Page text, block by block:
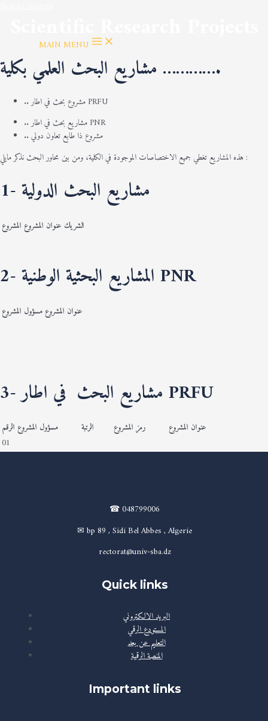
MAIN MENU
Scientific Research Projects
مشاريع البحث العلمي بكلية ………….
.. مشروع بحث في اطار PRFU
.. مشاريع بحث في اطار PNR
.. مشروع ذا طابع تعاون دولي
هذه المشاريع تغطي جميع الاختصاصات الموجودة في الكلية، ومن بين محاور البحث نذكر مايلي :
1- مشاريع البحث الدولية
المشروع عنوان المشروع الشريك
2- المشاريع البحثية الوطنية PNR
مسؤول المشروععنوان المشروع
3- مشاريع البحث في اطار PRFU
الرقم مسؤول المشروع الرتبة رمز المشروع
عنوان المشروع
01
☎ 048799006
✉ bp 89 , Sidi Bel Abbes , Algerie
rectorat@univ-sba.dz
Quick links
البريد الالكتروني
المستودع الرقمي
التعليم عن بعد
المنصة الرقمية
Important links